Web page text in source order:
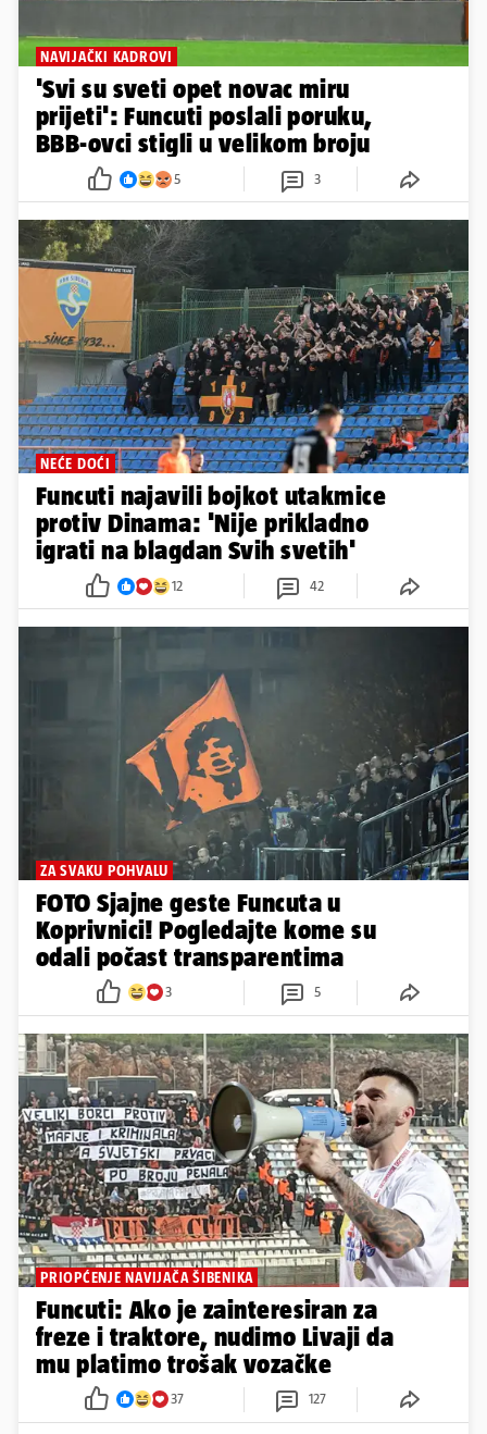
NAVIJAČKI KADROVI
'Svi su sveti opet novac miru
prijeti': Funcuti poslali poruku,
BBB-ovci stigli u velikom broju
5 3
NEĆE DOĆI
Funcuti najavili bojkot utakmice
protiv Dinama: 'Nije prikladno
igrati na blagdan Svih svetih'
12 42
ZA SVAKU POHVALU
FOTO Sjajne geste Funcuta u
Koprivnici! Pogledajte kome su
odali počast transparentima
3 5
PRIOPĆENJE NAVIJAČA ŠIBENIKA
Funcuti: Ako je zainteresiran za
freze i traktore, nudimo Livaji da
mu platimo trošak vozačke
37 127